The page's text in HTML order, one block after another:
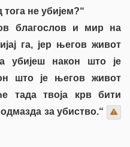
тога не убијем?“
благослов и мир на
га, јер његов живот
убијеш након што је
што је његов живот
тада твоја крв бити
за убиство.“